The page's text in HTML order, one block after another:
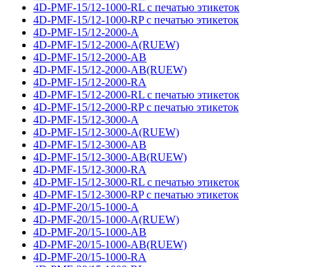
4D-PMF-15/12-1000-RL с печатью этикеток
4D-PMF-15/12-1000-RP с печатью этикеток
4D-PMF-15/12-2000-A
4D-PMF-15/12-2000-A(RUEW)
4D-PMF-15/12-2000-AB
4D-PMF-15/12-2000-AB(RUEW)
4D-PMF-15/12-2000-RA
4D-PMF-15/12-2000-RL с печатью этикеток
4D-PMF-15/12-2000-RP с печатью этикеток
4D-PMF-15/12-3000-A
4D-PMF-15/12-3000-A(RUEW)
4D-PMF-15/12-3000-AB
4D-PMF-15/12-3000-AB(RUEW)
4D-PMF-15/12-3000-RA
4D-PMF-15/12-3000-RL с печатью этикеток
4D-PMF-15/12-3000-RP с печатью этикеток
4D-PMF-20/15-1000-A
4D-PMF-20/15-1000-A(RUEW)
4D-PMF-20/15-1000-AB
4D-PMF-20/15-1000-AB(RUEW)
4D-PMF-20/15-1000-RA